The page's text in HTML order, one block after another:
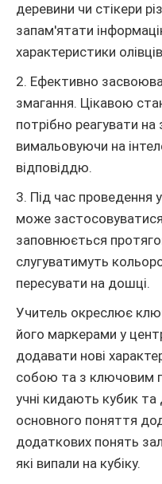
деревини чи стікери
запам'ятати
характеристики
2. Ефективно
змагання. Цікавою
потрібно реагувати
вимальовуючи на
відповіддю.
3. Під час проведення
може застосовуватися
заповнюється
слугуватимуть
пересувати на дошці.
Учитель окреслює
його маркерами у
додавати нові
собою та з ключовим
учні кидають кубик
основного поняття
додаткових понять
які випали на кубіку.